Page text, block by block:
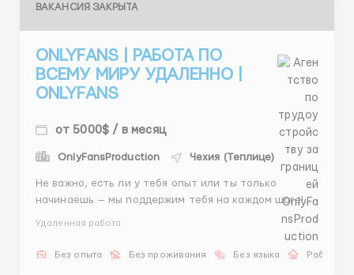
ВАКАНСИЯ ЗАКРЫТА
ONLYFANS | РАБОТА ПО
ВСЕМУ МИРУ УДАЛЕННО |
ONLYFANS
от 5000$ / в месяц
OnlyFansProduction Чехия (Теплице)
Не важно, есть ли у тебя опыт или ты только
начинаешь — мы поддержим тебя на каждом шаге!💖
Зарабатывай начиная от 4000$ в месяц 🔥🔥🔥
Свободный график, делаешь контент когда хочешь)
Работа из любой точки мира Сидеть дома и
Удаленная работа
Без опыта Без проживания Без языка Работа